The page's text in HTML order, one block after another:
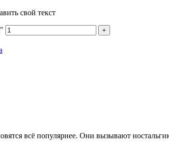
свой текст
всё популярнее. Они вызывают